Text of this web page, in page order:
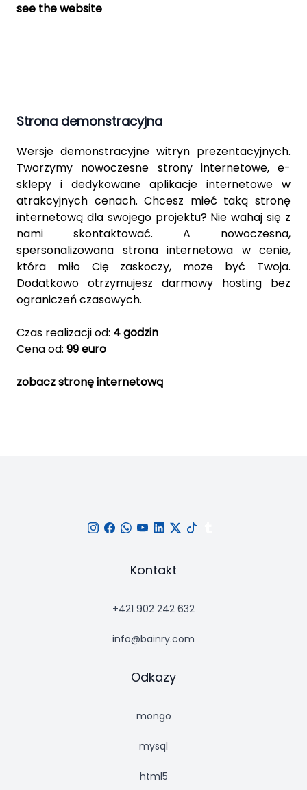
see the website
Strona demonstracyjna
Wersje demonstracyjne witryn prezentacyjnych.
Tworzymy nowoczesne strony internetowe, e-
sklepy i dedykowane aplikacje internetowe w
atrakcyjnych cenach. Chcesz mieć taką stronę
internetową dla swojego projektu? Nie wahaj się z
nami skontaktować. A nowoczesna,
spersonalizowana strona internetowa w cenie,
która miło Cię zaskoczy, może być Twoja.
Dodatkowo otrzymujesz darmowy hosting bez
ograniczeń czasowych.
Czas realizacji od: 4 godzin
Cena od: 99 euro
zobacz stronę internetową
Kontakt
+421 902 242 632
info@bainry.com
Odkazy
mongo
mysql
html5